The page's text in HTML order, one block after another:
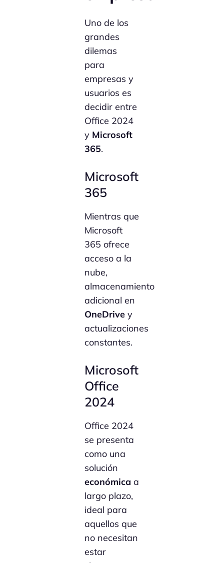
Uno de los
grandes
dilemas
para
empresas y
usuarios es
decidir entre
Office 2024
y Microsoft
365.
Microsoft
365
Mientras que
Microsoft
365 ofrece
acceso a la
nube,
almacenamiento
adicional en
OneDrive y
actualizaciones
constantes.
Microsoft
Office
2024
Office 2024
se presenta
como una
solución
económica a
largo plazo,
ideal para
aquellos que
no necesitan
estar